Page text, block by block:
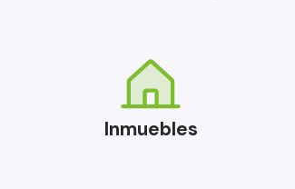
Inmuebles